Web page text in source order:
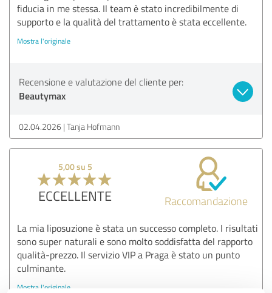
fiducia in me stessa. Il team è stato incredibilmente di
supporto e la qualità del trattamento è stata eccellente.
Mostra l'originale
Recensione e valutazione del cliente per:
Beautymax
02.04.2026 Tanja Hofmann
5,00 su 5
ECCELLENTE Raccomandazione
La mia liposuzione è stata un successo completo. I risultati
sono super naturali e sono molto soddisfatta del rapporto
qualità-prezzo. Il servizio VIP a Praga è stato un punto
culminante.
Mostra l'originale